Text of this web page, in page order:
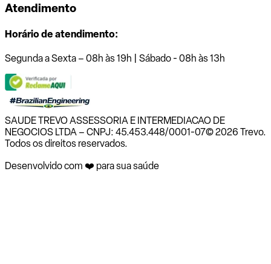
Atendimento
Horário de atendimento:
Segunda a Sexta – 08h às 19h | Sábado - 08h às 13h
SAUDE TREVO ASSESSORIA E INTERMEDIACAO DE
NEGOCIOS LTDA – CNPJ: 45.453.448/0001-07© 2026 Trevo.
Todos os direitos reservados.
Desenvolvido com ❤️ para sua saúde